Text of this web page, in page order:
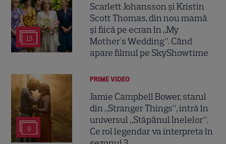
13
Scarlett Johansson și Kristin
Scott Thomas, din nou mamă
și fiică pe ecran în „My
Mother's Wedding”. Când
apare filmul pe SkyShowtime
9
PRIME VIDEO
Jamie Campbell Bower, starul
din „Stranger Things”, intră în
universul „Stăpânul Inelelor”.
Ce rol legendar va interpreta în